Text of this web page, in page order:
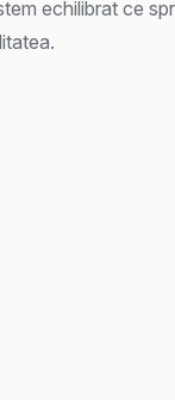
echilibrat ce